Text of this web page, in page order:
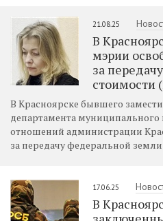
21.08.25
В
мэрии
за
стоимости
В Красноярске бывшего
департамента
отношений администрации
за передачу федеральной
17.06.25
В